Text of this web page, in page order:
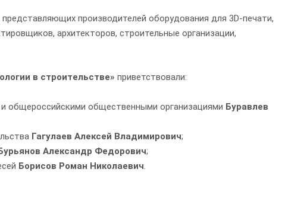
представляющих производителей оборудования для 3D-печати,
архитекторов, строительные организации,
в строительстве» приветствовали:
общероссийскими общественными организациями Буравлев
Гагулаев Алексей Владимирович;
Александр Федорович;
Борисов Роман Николаевич.